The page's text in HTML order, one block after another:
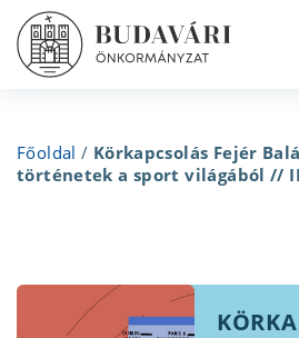
Főoldal / Körkapcsolás Fejér
történetek a sport világából //